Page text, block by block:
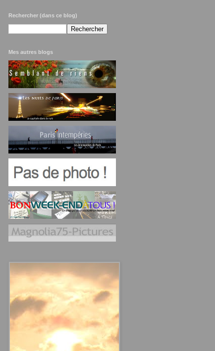
Rechercher (dans ce blog)
Mes autres blogs